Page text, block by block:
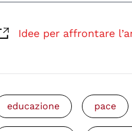
Idee per affrontare
educazione pace